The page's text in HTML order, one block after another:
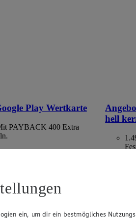
Play Wertkarte
PAYBACK 400 Extra
hell
aus
ein, um dir ein bestmögliches